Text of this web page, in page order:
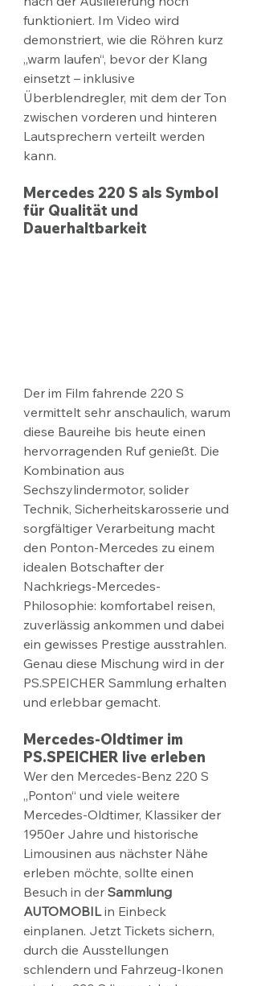
funktioniert. Im Video wird
demonstriert, wie die Röhren kurz
„warm laufen“, bevor der Klang
einsetzt – inklusive
Überblendregler, mit dem der Ton
zwischen vorderen und hinteren
Lautsprechern verteilt werden
kann.​
Mercedes 220 S als Symbol
für Qualität und
Dauerhaltbarkeit
Der im Film fahrende 220 S
vermittelt sehr anschaulich, warum
diese Baureihe bis heute einen
hervorragenden Ruf genießt. Die
Kombination aus
Sechszylindermotor, solider
Technik, Sicherheitskarosserie und
sorgfältiger Verarbeitung macht
den Ponton-Mercedes zu einem
idealen Botschafter der
Nachkriegs-Mercedes-
Philosophie: komfortabel reisen,
zuverlässig ankommen und dabei
ein gewisses Prestige ausstrahlen.
Genau diese Mischung wird in der
PS.SPEICHER Sammlung erhalten
und erlebbar gemacht.​​
Mercedes-Oldtimer im
PS.SPEICHER live erleben
Wer den Mercedes-Benz 220 S
„Ponton“ und viele weitere
Mercedes-Oldtimer, Klassiker der
1950er Jahre und historische
Limousinen aus nächster Nähe
erleben möchte, sollte einen
Besuch in der Sammlung
AUTOMOBIL in Einbeck
einplanen. Jetzt Tickets sichern,
durch die Ausstellungen
schlendern und Fahrzeug-Ikonen